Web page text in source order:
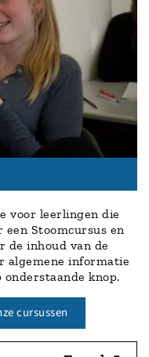
voor leerlingen die
Stoomcursus en
de inhoud van de
algemene informatie
onderstaande knop.
cursussen